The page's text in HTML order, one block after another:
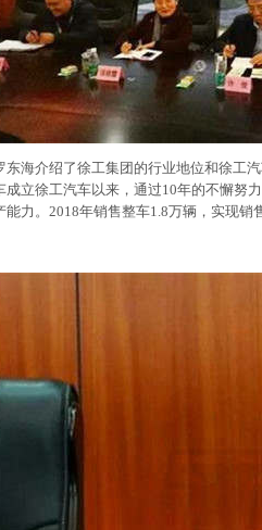
东海介绍了徐工集团的行业地位和徐工
成立徐工汽车以来，通过10年的不懈努
能力。2018年销售整车1.8万辆，实现销